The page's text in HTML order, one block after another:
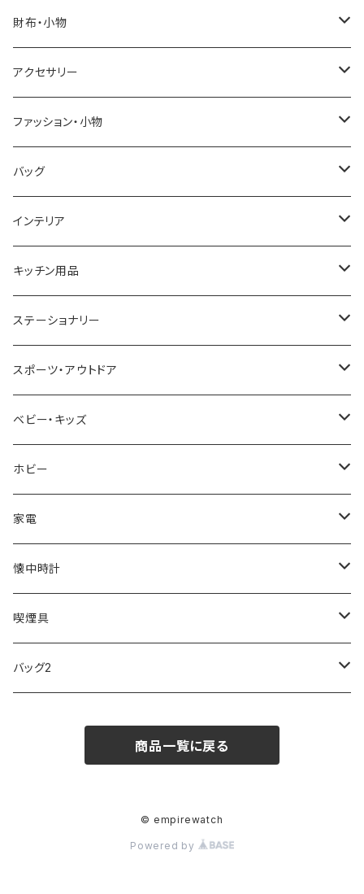
SALVATORE MARRA
CASIO
GRANDEUR
COGU
GAGA MILANO
CACTUS
TIMEX
NIXON
AVALANCHE
ORIENT
ZEPPELIN
SKAGEN
FOOTBALL WATCHES
ARCA FUTURA
COACH
DANIEL WELLINGTON
LACOSTE
DIESEL
MICHAEL KORS
NO BRAND
財布・小物
SONNE
DUCT
TRANSNUMBER
SAAMA HOMME
ARNOLD PALMER
MICHAEL KORS
DIESEL
ALV
Merge
ETTINGER
COACH
BVLGARI
VANQUISH
アクセサリー
GUCCI
TIFFANY&CO
FOLLI FOLLIE
POLICE
PAUL HEWITT
22designstudio
BOTTEGA VENETA
EMPORIO ARMANI
CALVIN KLEIN
DANIEL WELLINGTON
SWAROVSKI
VIVIENNE WESTWOOD
ファッション・小物
DAKS
栃木レザー
NIKE
DUNHILL
NEWYORKER
OROBIANCO
Ellese
COLEMAN
MONTBLANC
Fashion Accessory Cllection
ISLAND
バッグ
MANHATTAN PORTAGE
United HOMME
RODANIA
BEAMZSQUARE
BLAZER CLUB
ANDY HAWARD
G GUSTO
GULLWING
LESPORTSAC
PRADA
インテリア
CRYSTOCRAFT
SEIKO
CITIZEN
BRAUN
RHYTHM
BLOSSOM
MONDAINE
MAWA
その他
キッチン用品
I'mD
Helios
VALENTINO VISCANI
ステーショナリー
LAMY
WATERMAN
PARKER
PELIKAN
CROSS
MONTBLANC
SWAROVSKI
スポーツ・アウトドア
Trangia
Barebones
FEUERHAND
CASIO
ベビー・キッズ
ふわりぃ
ERGO BABY
ホビー
その他
AMOS
OMMIX
COACH
家電
CREATE
TORAY
OMRON
SPICE OF LIFE
懐中時計
MONDAINE
喫煙具
ZIPPO
TSUBOTA PEARL
バッグ2
商品一覧に戻る
© empirewatch
Powered by